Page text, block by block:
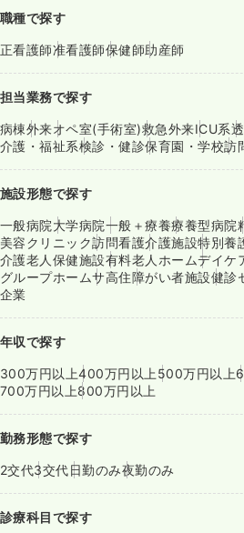
職種で探す
正看護師准看護師保健師助産師
担当業務で探す
病棟外来オペ室(手術室)救急外来ICU系
介護・福祉系検診・健診保育園・学校訪
施設形態で探す
一般病院大学病院一般＋療養療養型病院
美容クリニック訪問看護介護施設特別養
介護老人保健施設有料老人ホームデイケ
グループホームサ高住障がい者施設健診
企業
年収で探す
300万円以上400万円以上 500万円以上
700万円以上800万円以上
勤務形態で探す
2交代3交代日勤のみ夜勤のみ
診療科目で探す